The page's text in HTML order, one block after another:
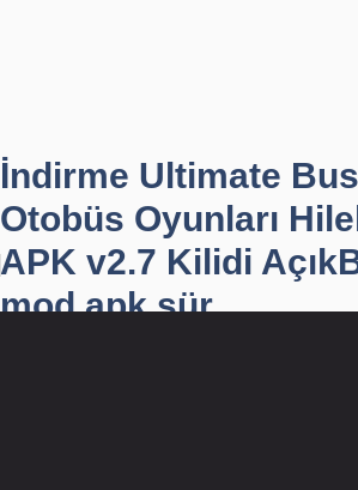
İndirme Ultimate
Otobüs Oyunları
APK v2.7 Kilidi
mod apk sür...